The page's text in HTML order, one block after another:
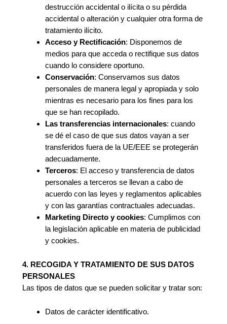
destrucción accidental o ilícita o su pérdida
accidental o alteración y cualquier otra forma de
tratamiento ilícito.
Acceso y Rectificación: Disponemos de
medios para que acceda o rectifique sus datos
cuando lo considere oportuno.
Conservación: Conservamos sus datos
personales de manera legal y apropiada y solo
mientras es necesario para los fines para los
que se han recopilado.
Las transferencias internacionales: cuando
se dé el caso de que sus datos vayan a ser
transferidos fuera de la UE/EEE se protegerán
adecuadamente.
Terceros: El acceso y transferencia de datos
personales a terceros se llevan a cabo de
acuerdo con las leyes y reglamentos aplicables
y con las garantías contractuales adecuadas.
Marketing Directo y cookies: Cumplimos con
la legislación aplicable en materia de publicidad
y cookies.
4. RECOGIDA Y TRATAMIENTO DE SUS DATOS
PERSONALES
Las tipos de datos que se pueden solicitar y tratar son:
Datos de carácter identificativo.